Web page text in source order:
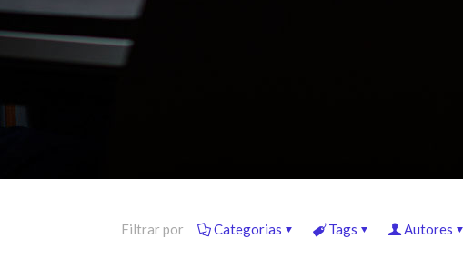
Filtrar por Categorias Tags Autores